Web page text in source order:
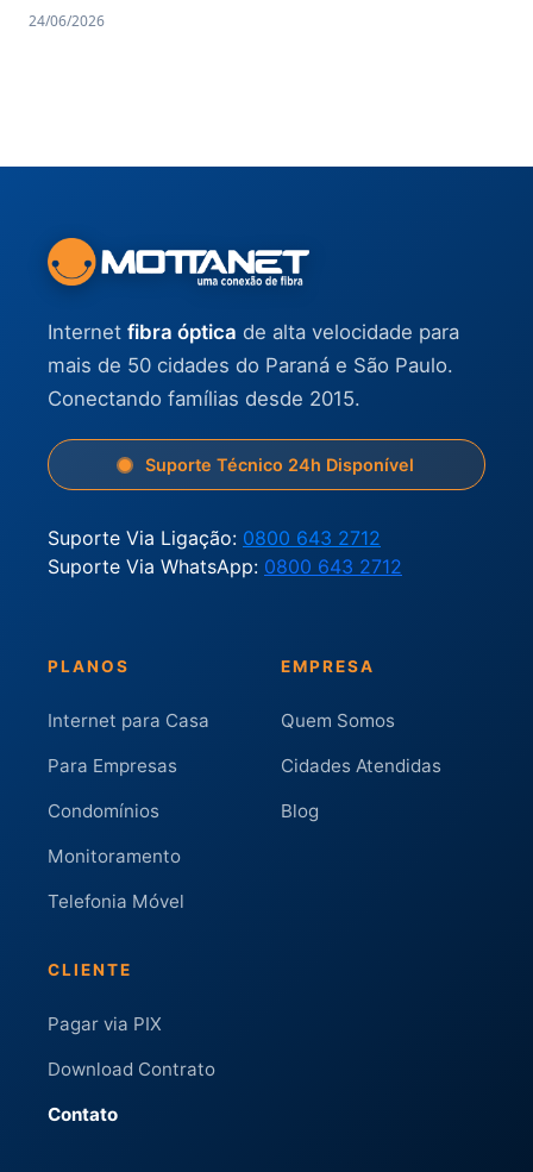
24/06/2026
Internet fibra óptica de alta velocidade para
mais de 50 cidades do Paraná e São Paulo.
Conectando famílias desde 2015.
Suporte Técnico 24h Disponível
Suporte Via Ligação: 0800 643 2712
Suporte Via WhatsApp: 0800 643 2712
PLANOS
Internet para Casa
Para Empresas
Condomínios
Monitoramento
Telefonia Móvel
EMPRESA
Quem Somos
Cidades Atendidas
Blog
CLIENTE
Pagar via PIX
Download Contrato
Contato